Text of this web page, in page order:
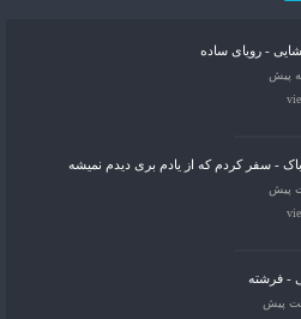
- رویای ساده
- سفر کردم که از یادم بری دیدم نمیشه
- فرشته